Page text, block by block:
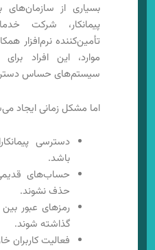
بسیاری از
پیمانکار، شرکت
تأمین‌کننده نرم‌افزار
موارد، این افراد
سیستم‌های حساس
اما مشکل زمانی ایجاد
دسترسی
باشد.
حساب‌های
حذف نشوند.
رمزهای عبور
گذاشته شوند.
فعالیت کاربران